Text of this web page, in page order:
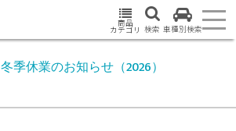
商品
カテゴリ 検索 車種別検索
冬季休業のお知らせ（2026）